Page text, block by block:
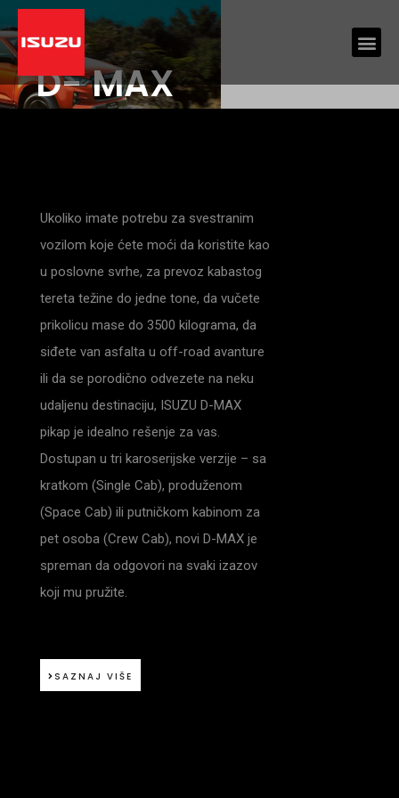
D- MAX
Ukoliko imate potrebu za svestranim
vozilom koje ćete moći da koristite kao
u poslovne svrhe, za prevoz kabastog
tereta težine do jedne tone, da vučete
prikolicu mase do 3500 kilograma, da
siđete van asfalta u off-road avanture
ili da se porodično odvezete na neku
udaljenu destinaciju, ISUZU D-MAX
pikap je idealno rešenje za vas.
Dostupan u tri karoserijske verzije – sa
kratkom (Single Cab), produženom
(Space Cab) ili putničkom kabinom za
pet osoba (Crew Cab), novi D-MAX je
spreman da odgovori na svaki izazov
koji mu pružite.
SAZNAJ VIŠE